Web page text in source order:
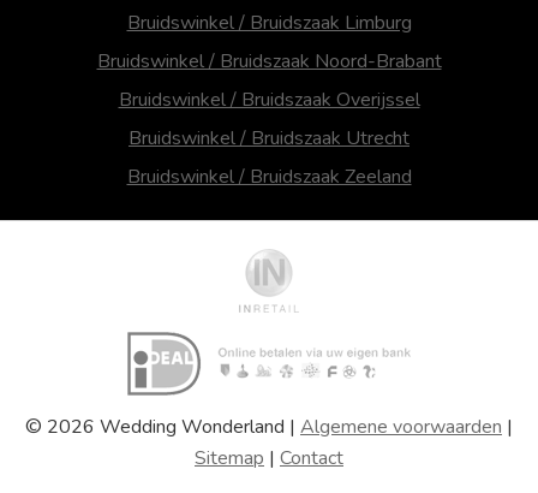
Bruidswinkel / Bruidszaak Limburg
Bruidswinkel / Bruidszaak Noord-Brabant
Bruidswinkel / Bruidszaak Overijssel
Bruidswinkel / Bruidszaak Utrecht
Bruidswinkel / Bruidszaak Zeeland
© 2026 Wedding Wonderland | Algemene voorwaarden |
Sitemap | Contact